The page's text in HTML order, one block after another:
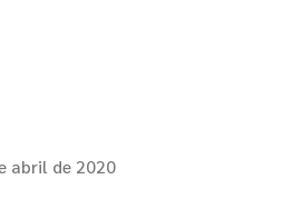
abril de 2020